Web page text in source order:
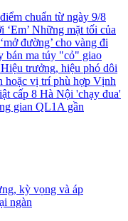
chuẩn từ ngày 9/8
‘Em’ Những mặt tối của
đường’ cho vàng đi
bán ma túy "cỏ" giao
Hiệu trưởng, hiệu phó dôi
hoặc vị trí phù hợp Vịnh
cấp 8 Hà Nội 'chạy đua'
gian QL1A gần